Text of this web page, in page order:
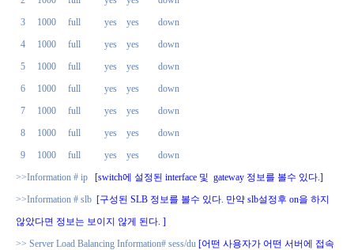
3
1000 full yes yes
down
4
1000 full yes yes
down
5
1000 full yes yes
down
6
1000 full yes yes
down
7
1000 full yes yes
down
8
1000 full yes yes
down
9
1000 full yes yes
down
>>Information # ip
[switch에 설정된 interface 및 gateway 정보를 볼수 있다.]
>>Information # slb [구성된 SLB 정보를 볼수 있다. 만약 slb설정후 on을 하지
않았다면 정보는 보이지 않게 된다. ]
>> Server Load Balancing Information# sess/du [어떤 사용자가 어떤 서버에 접속